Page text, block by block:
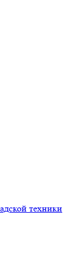
техники